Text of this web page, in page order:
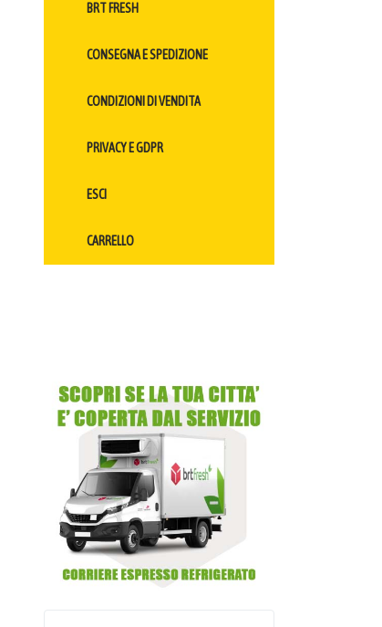
BRT FRESH
CONSEGNA E SPEDIZIONE
CONDIZIONI DI VENDITA
PRIVACY E GDPR
ESCI
CARRELLO